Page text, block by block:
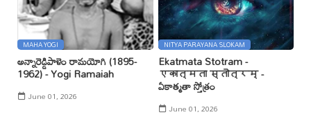
MAHA YOGI
అన్నారెడ్డిపాళెం రామయోగి (1895-
1962) - Yogi Ramaiah
June 01, 2026
NITYA PARAYANA SLOKAM
Ekatmata Stotram -
एकात्मता स्तोत्रम् -
ఏకాత్మతా స్తోత్రం
June 01, 2026